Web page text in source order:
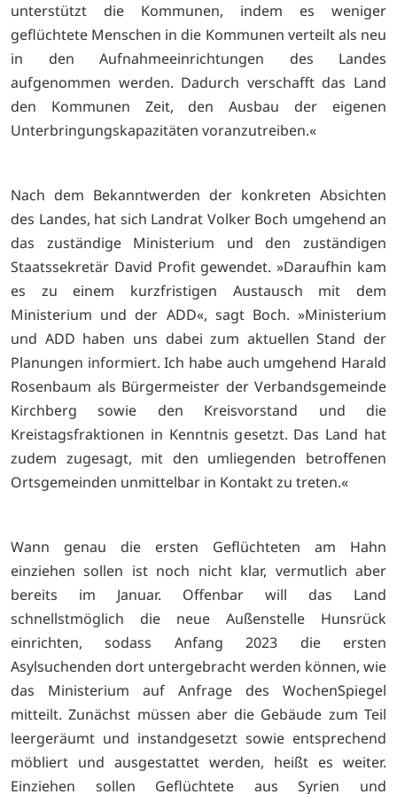
unterstützt die Kommunen, indem es weniger
geflüchtete Menschen in die Kommunen verteilt als neu
in den Aufnahmeeinrichtungen des Landes
aufgenommen werden. Dadurch verschafft das Land
den Kommunen Zeit, den Ausbau der eigenen
Unterbringungskapazitäten voranzutreiben.«
Nach dem Bekanntwerden der konkreten Absichten
des Landes, hat sich Landrat Volker Boch umgehend an
das zuständige Ministerium und den zuständigen
Staatssekretär David Profit gewendet. »Daraufhin kam
es zu einem kurzfristigen Austausch mit dem
Ministerium und der ADD«, sagt Boch. »Ministerium
und ADD haben uns dabei zum aktuellen Stand der
Planungen informiert. Ich habe auch umgehend Harald
Rosenbaum als Bürgermeister der Verbandsgemeinde
Kirchberg sowie den Kreisvorstand und die
Kreistagsfraktionen in Kenntnis gesetzt. Das Land hat
zudem zugesagt, mit den umliegenden betroffenen
Ortsgemeinden unmittelbar in Kontakt zu treten.«
Wann genau die ersten Geflüchteten am Hahn
einziehen sollen ist noch nicht klar, vermutlich aber
bereits im Januar. Offenbar will das Land
schnellstmöglich die neue Außenstelle Hunsrück
einrichten, sodass Anfang 2023 die ersten
Asylsuchenden dort untergebracht werden können, wie
das Ministerium auf Anfrage des WochenSpiegel
mitteilt. Zunächst müssen aber die Gebäude zum Teil
leergeräumt und instandgesetzt sowie entsprechend
möbliert und ausgestattet werden, heißt es weiter.
Einziehen sollen Geflüchtete aus Syrien und